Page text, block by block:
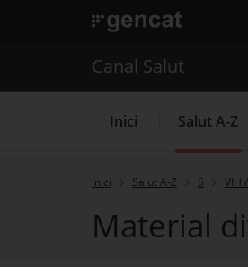
. Obre en una nova
Canal Salut
Inici Salut A-Z
. Obre en una nova
Inici Salut A-Z S VIH
Material